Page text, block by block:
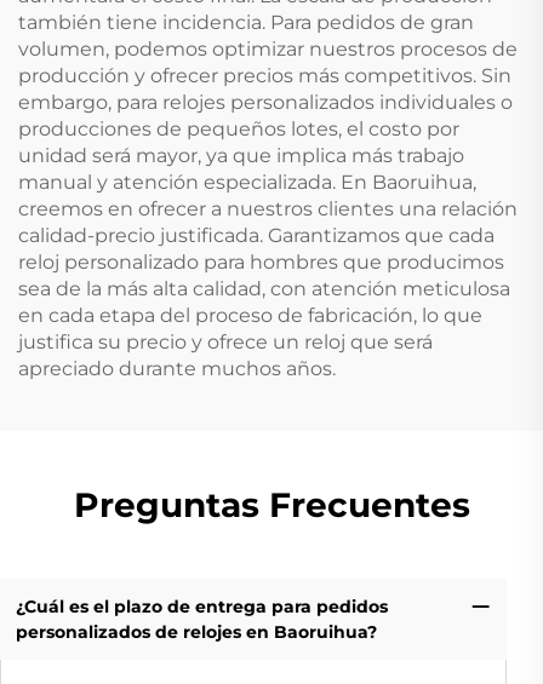
también tiene incidencia. Para pedidos de gran
volumen, podemos optimizar nuestros procesos de
producción y ofrecer precios más competitivos. Sin
embargo, para relojes personalizados individuales o
producciones de pequeños lotes, el costo por
unidad será mayor, ya que implica más trabajo
manual y atención especializada. En Baoruihua,
creemos en ofrecer a nuestros clientes una relación
calidad-precio justificada. Garantizamos que cada
reloj personalizado para hombres que producimos
sea de la más alta calidad, con atención meticulosa
en cada etapa del proceso de fabricación, lo que
justifica su precio y ofrece un reloj que será
apreciado durante muchos años.
Preguntas Frecuentes
¿Cuál es el plazo de entrega para pedidos
personalizados de relojes en Baoruihua?